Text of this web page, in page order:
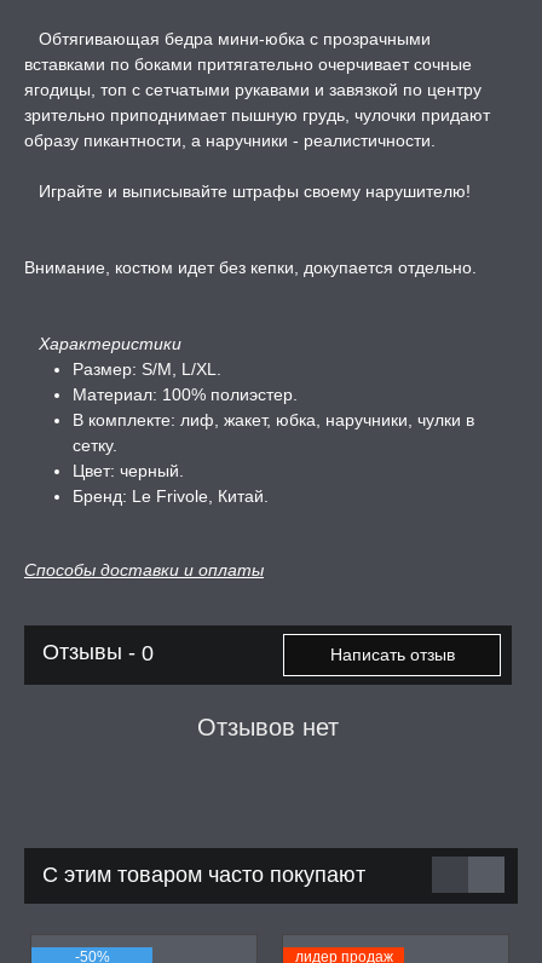
ПРИКОЛЫ,
УПАКОВКА
КАРТА
-50%, ТОВАР ЗА
Обтягивающая бедра мини-юбка с прозрачными
вставками по боками притягательно очерчивает сочные
ягодицы, топ с сетчатыми рукавами и завязкой по центру
зрительно приподнимает пышную грудь, чулочки придают
образу пикантности, а наручники - реалистичности.
Играйте и выписывайте штрафы своему нарушителю!
Внимание, костюм идет без кепки, докупается отдельно.
Характеристики
Размер: S/M, L/XL.
Материал: 100% полиэстер.
В комплекте: лиф, жакет, юбка, наручники, чулки в
сетку.
Цвет: черный.
Бренд: Le Frivole, Китай.
Способы доставки и оплаты
Отзывы - 0 Написать отзыв
Отзывов нет
С этим товаром часто покупают
-50% лидер продаж